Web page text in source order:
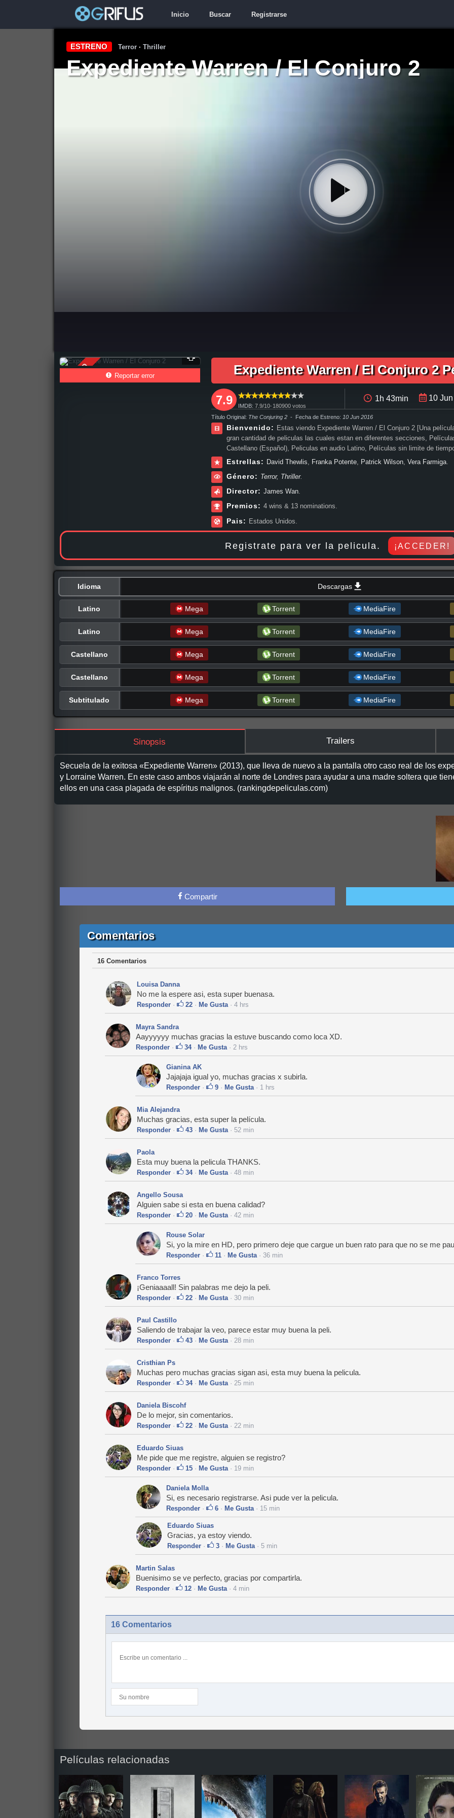
Inicio Buscar Registrarse
ESTRENO Terror· Thriller
Expediente Warren / El Conjuro 2
pelicula completa 2019, Expediente Warren / El Conjuro 2 pelicula completa en español, Expediente Warren / El Conjuro 2 pelicula completa en español latino, trailer Expediente Warren / El Conjuro 2, Expediente Warren / El Conjuro 2 trailer, ver trailer Expediente Warren / El Conjuro 2 español, trailer en español Expediente Warren / El Conjuro
Expediente Warren / El Conjuro 2 hd, descargar Expediente Warren / El Conjuro 2 pelicula completa, descargar Expediente Warren / El Conjuro 2 pelicula completa torrent, descargar Expediente Warren / El Conjuro 2 pelicula completa utorrent, descargar Expediente Warren / El Conjuro 2 pelicula completa mega, descargar Expediente
descargar pelicula completa hd, descargar pelicula Expediente Warren / El Conjuro 2 gratis, descargar pelicula Expediente Warren / El Conjuro 2 completa, en Español, en Español Latino, en Latino, ver Expediente Warren / El Conjuro 2 Online, ver gratis Expediente Warren / El Conjuro 2 online, ver pelicula Expediente Warren / El Conjuro 2
El Conjuro 2, Expediente Warren / El Conjuro 2 online ver pelicula, ver estreno Expediente Warren / El Conjuro 2 online, Expediente Warren / El Conjuro 2 online ver, Expediente Warren / El Conjuro 2 ver online, Ver Pelicula Expediente Warren / El Conjuro 2 Español Latino, Pelicula Expediente Warren / El Conjuro 2 Latino Online, Pelicula
Full HD Reportar error Expediente Warren / El Conjuro 2
7.9 IMDB: 7.9/10- 180900 votos
1h 43min 10
Título Original: The Conjuring 2 - Fecha de Estreno: 10 Jun 2016
Bienvenido: Estas viendo Expediente Warren / El Conjuro 2 [Una
gran cantidad de peliculas las cuales estan en diferentes secciones,
Castellano (Español), Peliculas en audio Latino, Películas sin limite de
Comedia, Aventura, Guerra (Bélico), Documentales, Ciencia Ficción,
mundial. Pasala bien viendo Expediente Warren / El Conjuro 2 completa
Estrellas: David Thewlis Franka Potente Patrick Wilson ,Vera Farmiga
Género: Terror, Thriller.
Director:James Wan.
Premios:4 wins & 13 nominations.
Pais: Estados Unidos.
Registrate para ver la pelicula. ¡ACCEDER!
Idioma Descargas
Latino Mega Torrent MediaFire
Latino Mega Torrent MediaFire
Castellano Mega Torrent MediaFire
Castellano Mega Torrent MediaFire
Subtitulado Mega Torrent MediaFire
Sinopsis Trailers
Secuela de la exitosa «Expediente Warren» (2013), que lleva de nuevo a la pantalla otro caso real de los
y Lorraine Warren. En este caso ambos viajarán al norte de Londres para ayudar a una madre soltera que
ellos en una casa plagada de espíritus malignos. (rankingdepeliculas.com)
Compartir
Comentarios
16 Comentarios
Louisa Danna
No me la espere asi, esta super buenasa.
Responder· 22· Me Gusta· 4 hrs
Mayra Sandra
Aayyyyyy muchas gracias la estuve buscando como loca XD.
Responder· 34· Me Gusta· 2 hrs
Gianina AK
Jajajaja igual yo, muchas gracias x subirla.
Responder· 9· Me Gusta· 1 hrs
Mia Alejandra
Muchas gracias, esta super la película.
Responder· 43· Me Gusta· 52 min
Paola
Esta muy buena la pelicula THANKS.
Responder· 34· Me Gusta· 48 min
Angello Sousa
Alguien sabe si esta en buena calidad?
Responder· 20· Me Gusta· 42 min
Rouse Solar
Si, yo la mire en HD, pero primero deje que cargue un buen rato para que no se me
Responder· 11· Me Gusta· 36 min
Franco Torres
¡Geniaaaall! Sin palabras me dejo la peli.
Responder· 22· Me Gusta· 30 min
Paul Castillo
Saliendo de trabajar la veo, parece estar muy buena la peli.
Responder· 43· Me Gusta· 28 min
Cristhian Ps
Muchas pero muchas gracias sigan asi, esta muy buena la pelicula.
Responder· 34· Me Gusta· 25 min
Daniela Biscohf
De lo mejor, sin comentarios.
Responder· 22· Me Gusta· 22 min
Eduardo Siuas
Me pide que me registre, alguien se registro?
Responder· 15· Me Gusta· 19 min
Daniela Molla
Si, es necesario registrarse. Asi pude ver la pelicula.
Responder· 6· Me Gusta· 15 min
Eduardo Siuas
Gracias, ya estoy viendo.
Responder· 3· Me Gusta· 5 min
Martin Salas
Buenisimo se ve perfecto, gracias por compartirla.
Responder· 12· Me Gusta· 4 min
16 Comentarios
Películas relacionadas